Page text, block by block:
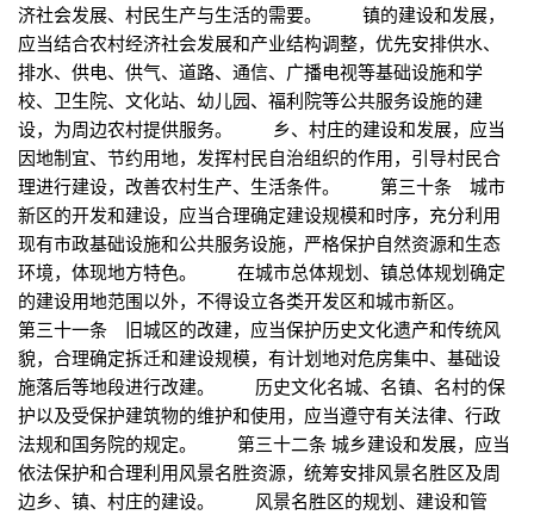
济社会发展、村民生产与生活的需要。 镇的建设和发展，
应当结合农村经济社会发展和产业结构调整，优先安排供水、
排水、供电、供气、道路、通信、广播电视等基础设施和学
校、卫生院、文化站、幼儿园、福利院等公共服务设施的建
设，为周边农村提供服务。 乡、村庄的建设和发展，应当
因地制宜、节约用地，发挥村民自治组织的作用，引导村民合
理进行建设，改善农村生产、生活条件。 第三十条 城市
新区的开发和建设，应当合理确定建设规模和时序，充分利用
现有市政基础设施和公共服务设施，严格保护自然资源和生态
环境，体现地方特色。 在城市总体规划、镇总体规划确定
的建设用地范围以外，不得设立各类开发区和城市新区。
第三十一条 旧城区的改建，应当保护历史文化遗产和传统风
貌，合理确定拆迁和建设规模，有计划地对危房集中、基础设
施落后等地段进行改建。 历史文化名城、名镇、名村的保
护以及受保护建筑物的维护和使用，应当遵守有关法律、行政
法规和国务院的规定。 第三十二条 城乡建设和发展，应当
依法保护和合理利用风景名胜资源，统筹安排风景名胜区及周
边乡、镇、村庄的建设。 风景名胜区的规划、建设和管